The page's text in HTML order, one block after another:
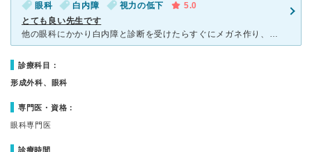
眼科 白内障 視力の低下
5.0
とても良い先生です
他の眼科にかかり白内障と診断を受けたらすぐにメガネ作り、手術を勧められて不信感があったので こちらの病院にお世話になりました。 結果、白内障の診断は同じだったのですが「まだ手術をするほどの状態ではな
診療科目：
形成外科、眼科
専門医・資格：
眼科専門医
診療時間